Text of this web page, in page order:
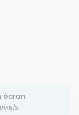
écran